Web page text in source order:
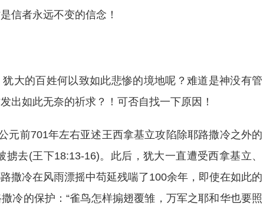
信者永远不变的信念！
犹大的百姓何以致如此悲惨的境地呢？难道是神没有管
出如此无奈的祈求？！可否自找一下原因！
元前701年左右亚述王西拿基立攻陷除耶路撒冷之外的
去(王下18:13-16)。此后，犹大一直遭受西拿基立、
撒冷在风雨漂摇中苟延残喘了100余年，即使在如此的
冷的保护：“雀鸟怎样搧翅覆雏，万军之耶和华也要照